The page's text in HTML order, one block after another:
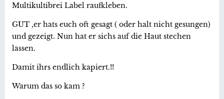
Multikultibrei Label raufkleben.
GUT ,er hats euch oft gesagt ( oder halt nicht gesungen)
und gezeigt. Nun hat er sichs auf die Haut stechen
lassen.
Damit ihrs endlich kapiert.!!
Warum das so kam ?